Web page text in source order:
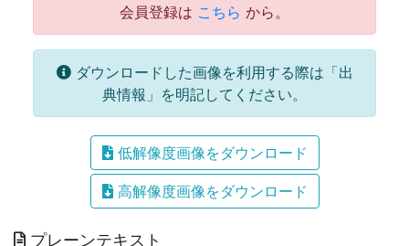
会員登録は こちら から。
ダウンロードした画像を利用する際は「出
典情報」を明記してください。
低解像度画像をダウンロード
高解像度画像をダウンロード
プレーンテキスト